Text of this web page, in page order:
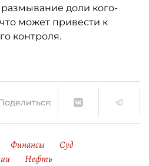
доли кого-
может привести к
контроля.
Финансы
Суд
Нефть